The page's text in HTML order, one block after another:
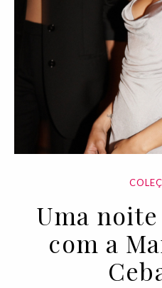
Uma
com a